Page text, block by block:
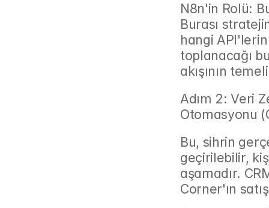
N8n'in Rolü:
Burası
hangi
toplanacağı
akışının
Adım 2: Veri
Otomasyonu
Bu, sihrin
geçirilebilir,
aşamadır.
Corner'ın